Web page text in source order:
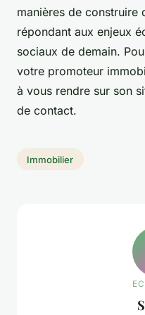
manières de construire
répondant aux enjeux
sociaux de demain.
votre promoteur
à vous rendre sur son
de contact.
Immobilier